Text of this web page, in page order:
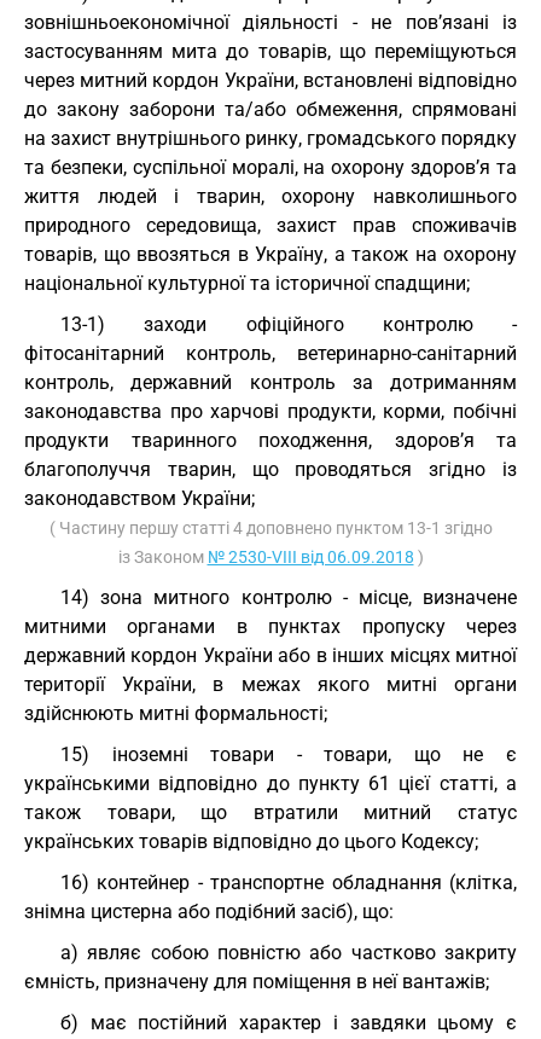
зовнішньоекономічної діяльності - не пов’язані із
застосуванням мита до товарів, що переміщуються
через митний кордон України, встановлені відповідно
до закону заборони та/або обмеження, спрямовані
на захист внутрішнього ринку, громадського порядку
та безпеки, суспільної моралі, на охорону здоров’я та
життя людей і тварин, охорону навколишнього
природного середовища, захист прав споживачів
товарів, що ввозяться в Україну, а також на охорону
національної культурної та історичної спадщини;
13-1) заходи офіційного контролю -
фітосанітарний контроль, ветеринарно-санітарний
контроль, державний контроль за дотриманням
законодавства про харчові продукти, корми, побічні
продукти тваринного походження, здоров’я та
благополуччя тварин, що проводяться згідно із
законодавством України;
( Частину першу статті 4 доповнено пунктом 13-1 згідно
із Законом № 2530-VIII від 06.09.2018 )
14) зона митного контролю - місце, визначене
митними органами в пунктах пропуску через
державний кордон України або в інших місцях митної
території України, в межах якого митні органи
здійснюють митні формальності;
15) іноземні товари - товари, що не є
українськими відповідно до пункту 61 цієї статті, а
також товари, що втратили митний статус
українських товарів відповідно до цього Кодексу;
16) контейнер - транспортне обладнання (клітка,
знімна цистерна або подібний засіб), що:
а) являє собою повністю або частково закриту
ємність, призначену для поміщення в неї вантажів;
б) має постійний характер і завдяки цьому є